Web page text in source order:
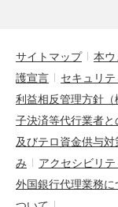
サイトマップ 本
護宣言
セキュリテ
利益相反管理方針（
子決済等代行業者
及びテロ資金供与
み
アクセシビリ
外国銀行代理業務に